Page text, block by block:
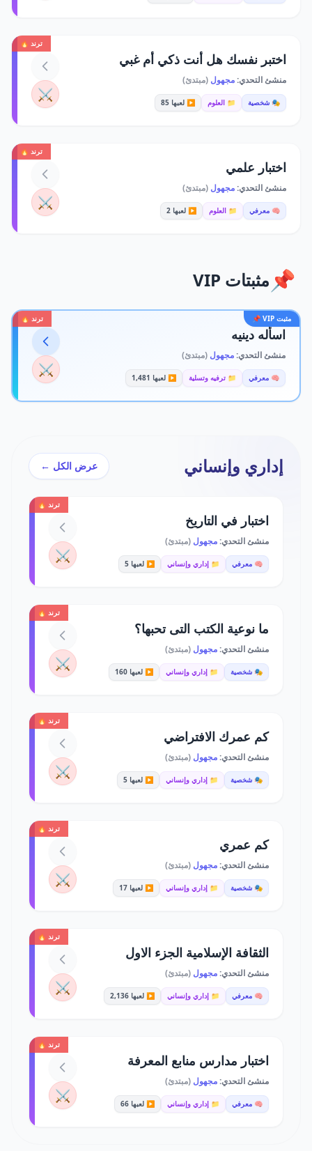
ترند 🔥
اختبر نفسك هل أنت ذكي أم غبي
منشئ التحدي:مجهول (مبتدئ)
🎭 شخصية 📁 العلوم ▶️ لعبها 85 ⚔️
ترند 🔥
اختبار علمي
منشئ التحدي:مجهول (مبتدئ)
🧠 معرفي 📁 العلوم ▶️ لعبها 2 ⚔️
📌 مثبتات VIP
مثبت VIP 📌 ترند 🔥
اسأله دينيه
منشئ التحدي:مجهول (مبتدئ)
🧠 معرفي 📁 ترفيه وتسلية ▶️ لعبها 1,481 ⚔️
إداري وإنساني عرض الكل ←
ترند 🔥
اختبار في التاريخ
منشئ التحدي:مجهول (مبتدئ)
🧠 معرفي 📁 إداري وإنساني ▶️ لعبها 5 ⚔️
ترند 🔥
ما نوعية الكتب التى تحبها؟
منشئ التحدي:مجهول (مبتدئ)
🎭 شخصية 📁 إداري وإنساني ▶️ لعبها 160 ⚔️
ترند 🔥
كم عمرك الافتراضي
منشئ التحدي:مجهول (مبتدئ)
🎭 شخصية 📁 إداري وإنساني ▶️ لعبها 5 ⚔️
ترند 🔥
كم عمري
منشئ التحدي:مجهول (مبتدئ)
🎭 شخصية 📁 إداري وإنساني ▶️ لعبها 17 ⚔️
ترند 🔥
الثقافة الإسلامية الجزء الاول
منشئ التحدي:مجهول (مبتدئ)
🧠 معرفي 📁 إداري وإنساني ▶️ لعبها 2,136 ⚔️
ترند 🔥
اختبار مدارس منابع المعرفة
منشئ التحدي:مجهول (مبتدئ)
🧠 معرفي 📁 إداري وإنساني ▶️ لعبها 66 ⚔️